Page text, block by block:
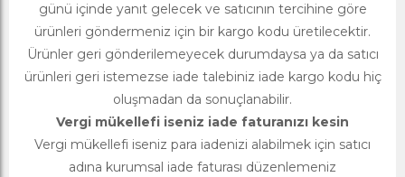
günü içinde yanıt gelecek ve satıcının tercihine göre
ürünleri göndermeniz için bir kargo kodu üretilecektir.
Ürünler geri gönderilemeyecek durumdaysa ya da satıcı
ürünleri geri istemezse iade talebiniz iade kargo kodu hiç
oluşmadan da sonuçlanabilir.
Vergi mükellefi iseniz iade faturanızı kesin
Vergi mükellefi iseniz para iadenizi alabilmek için satıcı
adına kurumsal iade faturası düzenlemeniz